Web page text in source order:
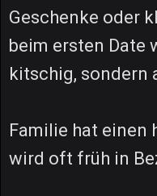
Geschenke oder
beim ersten Date
kitschig, sondern
Familie hat einen
wird oft früh in